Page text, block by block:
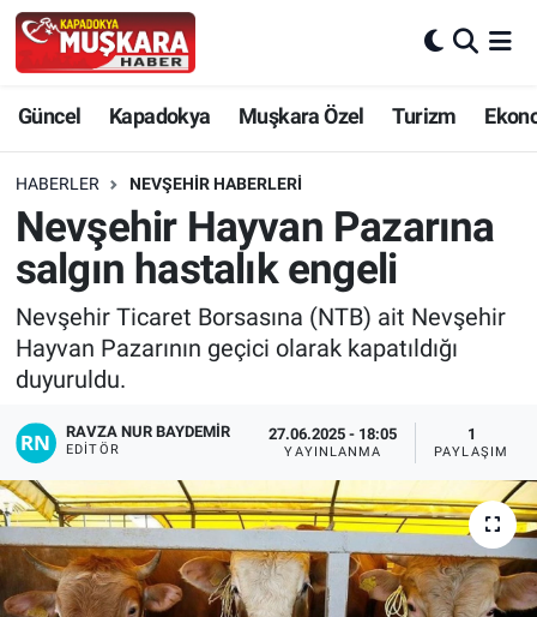
Güncel Kapadokya Muşkara Özel Turizm
HABERLER NEVŞEHIR HABERLERI
Nevşehir Hayvan Pazarına
salgın hastalık engeli
Nevşehir Ticaret Borsasına (NTB) ait Nevşehir
Hayvan Pazarının geçici olarak kapatıldığı
duyuruldu.
RAVZA NUR BAYDEMIR
EDITÖR
27.06.2025 - 18:05
YAYINLANMA
1
PAYLAŞIM
Güncel
SEÇİM
Muşkara Özel
Ekonomi
Turizm
Kültür - Sanat
Yaşam
Nevşehir Hava Durumu
Nevşehir Trafik Yoğunluk Haritası
Süper Lig Puan Durumu ve Fikstür
Tüm Manşetler
Haber Arşivi